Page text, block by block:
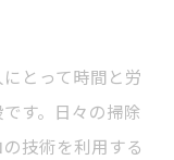
とって時間と労
す。日々の掃除
技術を利用する